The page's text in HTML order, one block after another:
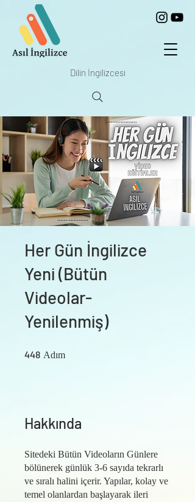
Dilin İngilizcesi
Her Gün İngilizce
Yeni (Bütün
Videolar-
Yenilenmiş)
448 Adım
Hakkında
Sitedeki Bütün Videoların Günlere
bölünerek günlük 3-6 sayıda tekrarlı
ve sıralı halini içerir. Yapılar, kolay ve
temel olanlardan başlayarak ileri